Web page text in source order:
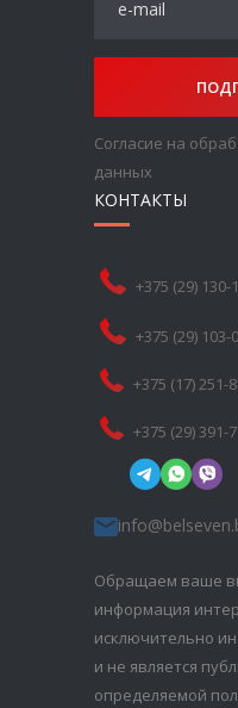
Согласие на
данных
КОНТАКТЫ
+375 (29) 130-
+375 (29) 103-
+375 (17) 251-
+375 (29) 391-
Обращаем ваше
информация
исключительно
и не является
определяемой